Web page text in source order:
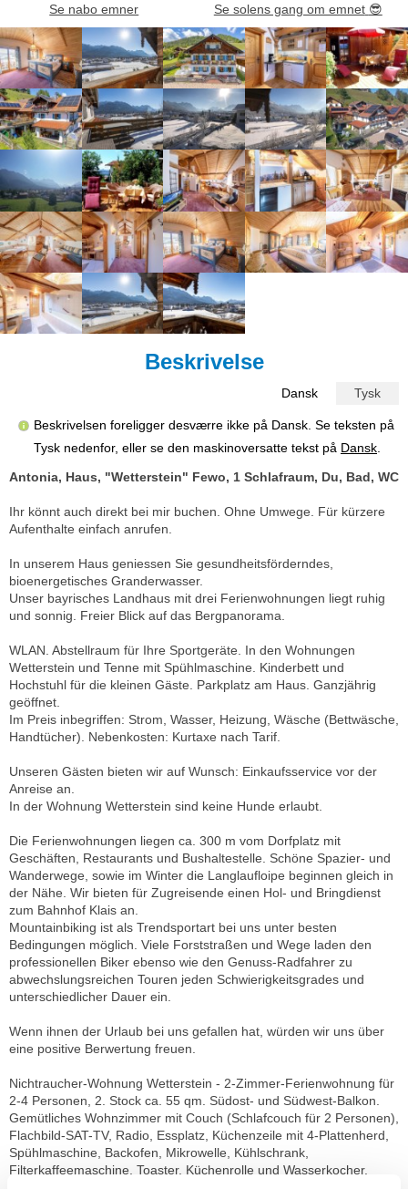
Se nabo emner Se solens gang om emnet 😎
Beskrivelse
Dansk Tysk
Beskrivelsen foreligger desværre ikke på Dansk. Se teksten på
Tysk nedenfor, eller se den maskinoversatte tekst på Dansk
Antonia, Haus, "Wetterstein" Fewo, 1 Schlafraum, Du, Bad, WC
Ihr könnt auch direkt bei mir buchen. Ohne Umwege. Für kürzere
Aufenthalte einfach anrufen.
In unserem Haus geniessen Sie gesundheitsförderndes,
bioenergetisches Granderwasser.
Unser bayrisches Landhaus mit drei Ferienwohnungen liegt ruhig
und sonnig. Freier Blick auf das Bergpanorama.
WLAN. Abstellraum für Ihre Sportgeräte. In den Wohnungen
Wetterstein und Tenne mit Spühlmaschine. Kinderbett und
Hochstuhl für die kleinen Gäste. Parkplatz am Haus. Ganzjährig
geöffnet.
Im Preis inbegriffen: Strom, Wasser, Heizung, Wäsche (Bettwäsche,
Handtücher). Nebenkosten: Kurtaxe nach Tarif.
Unseren Gästen bieten wir auf Wunsch: Einkaufsservice vor der
Anreise an.
In der Wohnung Wetterstein sind keine Hunde erlaubt.
Die Ferienwohnungen liegen ca. 300 m vom Dorfplatz mit
Geschäften, Restaurants und Bushaltestelle. Schöne Spazier- und
Wanderwege, sowie im Winter die Langlaufloipe beginnen gleich in
der Nähe. Wir bieten für Zugreisende einen Hol- und Bringdienst
zum Bahnhof Klais an.
Mountainbiking ist als Trendsportart bei uns unter besten
Bedingungen möglich. Viele Forststraßen und Wege laden den
professionellen Biker ebenso wie den Genuss-Radfahrer zu
abwechslungsreichen Touren jeden Schwierigkeitsgrades und
unterschiedlicher Dauer ein.
Wenn ihnen der Urlaub bei uns gefallen hat, würden wir uns über
eine positive Berwertung freuen.
Nichtraucher-Wohnung Wetterstein - 2-Zimmer-Ferienwohnung für
2-4 Personen, 2. Stock ca. 55 qm. Südost- und Südwest-Balkon.
Gemütliches Wohnzimmer mit Couch (Schlafcouch für 2 Personen),
Flachbild-SAT-TV, Radio, Essplatz, Küchenzeile mit 4-Plattenherd,
Spühlmaschine, Backofen, Mikrowelle, Kühlschrank,
Filterkaffeemaschine, Toaster, Küchenrolle und Wasserkocher.